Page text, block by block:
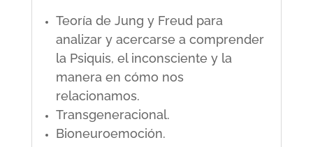
Teoría de Jung y Freud para
analizar y acercarse a comprender
la Psiquis, el inconsciente y la
manera en cómo nos
relacionamos.
Transgeneracional.
Bioneuroemoción.